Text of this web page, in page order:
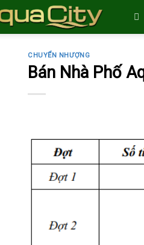
CHUYỂN NHƯỢNG
Bán Nhà Phố